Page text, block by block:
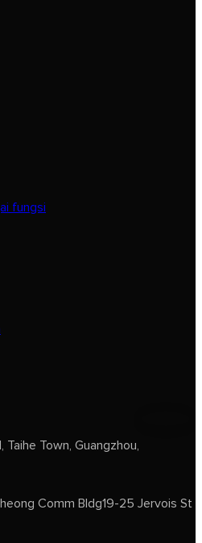
fungsi
Town, Guangzhou,
Comm Bldg19-25 Jervois St